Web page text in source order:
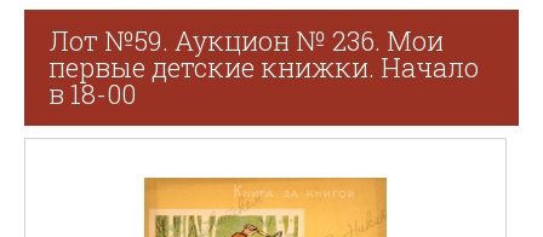
Лот №59. Аукцион № 236. Мои
первые детские книжки. Начало
в 18-00